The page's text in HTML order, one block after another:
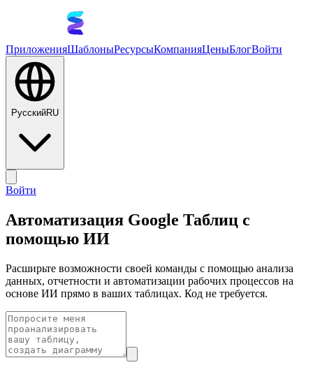
ПриложенияШаблоныРесурсыКомпанияЦеныБлогВойти
РусскийRU
Войти
Автоматизация Google Таблиц с
помощью ИИ
Расширьте возможности своей команды с помощью анализа
данных, отчетности и автоматизации рабочих процессов на
основе ИИ прямо в ваших таблицах. Код не требуется.